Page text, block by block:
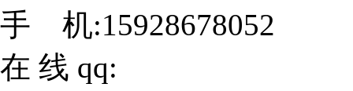
手 机:15928678052
在 线 qq: